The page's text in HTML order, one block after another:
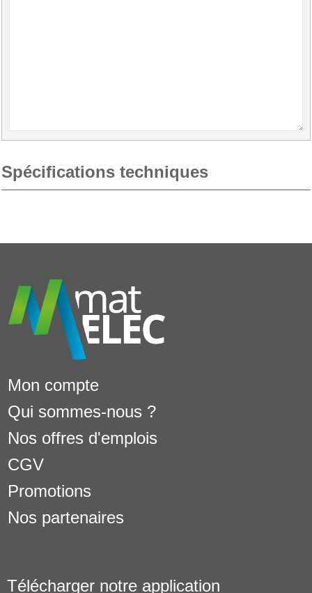
Spécifications techniques
Mon compte
Qui sommes-nous ?
Nos offres d'emplois
CGV
Promotions
Nos partenaires
Télécharger notre application